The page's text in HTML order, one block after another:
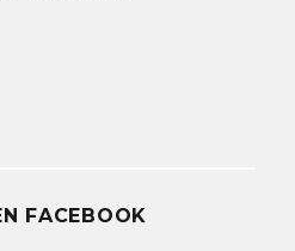
FACEBOOK